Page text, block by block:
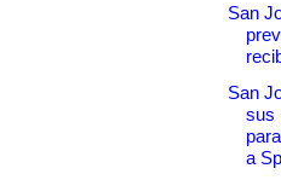
San
San
sus
a